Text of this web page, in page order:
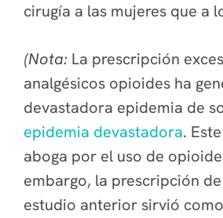
cirugía a las mujeres que a
(Nota: La prescripción
analgésicos opioides ha
devastadora epidemia de
epidemia devastadora.
aboga por el uso de
embargo, la prescripción
estudio anterior sirvió